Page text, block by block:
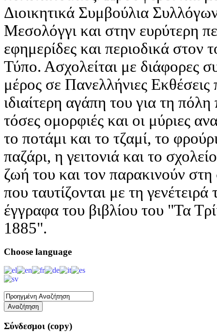
Διοικητικά Συμβούλια
Μεσολόγγι και στην ευρύτερη
εφημερίδες και περιοδικά στον
Τύπο. Ασχολείται με διάφορες
μέρος σε Πανελλήνιες
ιδιαίτερη αγάπη του για τη
τόσες ομορφιές και οι μύριες
το ποτάμι και το τζαμί, το
παζάρι, η γειτονιά και το
ζωή του και τον παρακινούν
που ταυτίζονται με τη
έγγραφα του βιβλίου του "Τα
1885".
Choose language
Σύνδεσμοι (copy)